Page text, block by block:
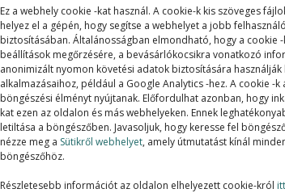
Ez a webhely cookie -kat használ. A cookie-k kis szöveges
helyez el a gépén, hogy segítse a webhelyet a jobb
biztosításában. Általánosságban elmondható, hogy a cookie
beállítások megőrzésére, a bevásárlókocsikra vonatkozó
anonimizált nyomon követési adatok biztosítására
alkalmazásaihoz, például a Google Analytics -hez. A cookie -
böngészési élményt nyújtanak. Előfordulhat azonban, hogy
kat ezen az oldalon és más webhelyeken. Ennek
letiltása a böngészőben. Javasoljuk, hogy keresse fel
nézze meg a Sütikről webhelyet, amely útmutatást kínál
böngészőhöz.
Részletesebb információt az oldalon elhelyezett cookie-król